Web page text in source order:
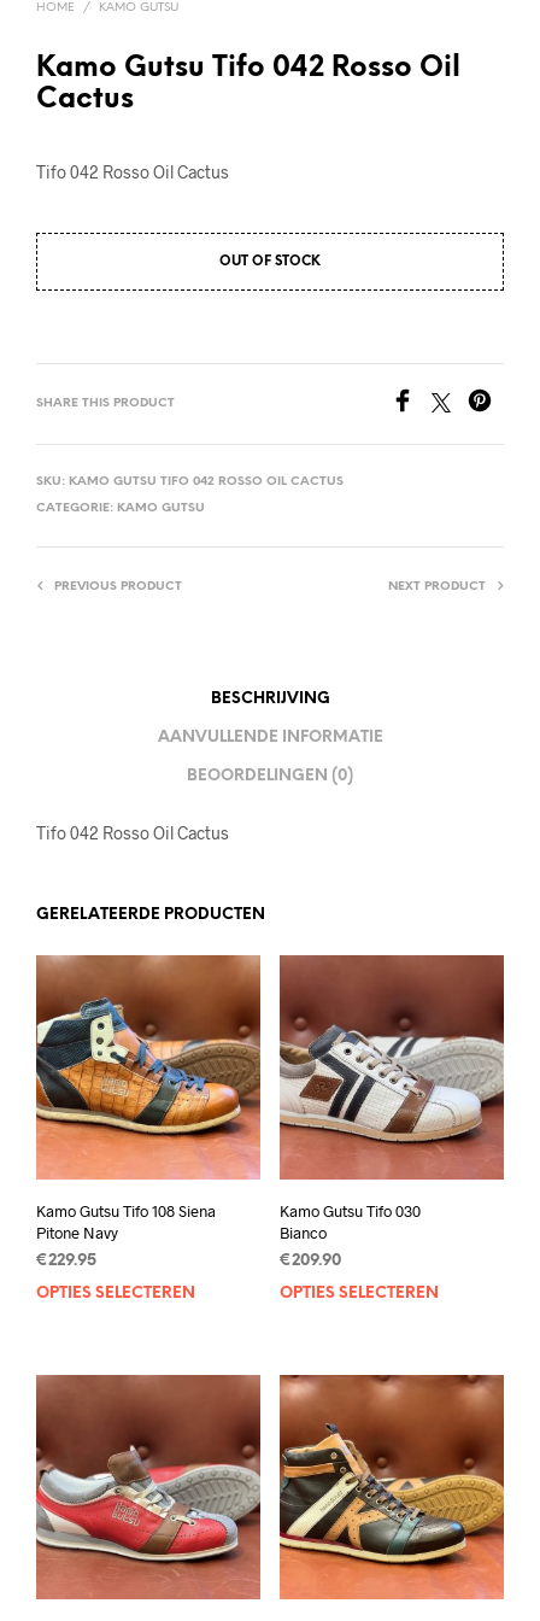
HOME / KAMO GUTSU
Kamo Gutsu Tifo 042 Rosso Oil
Cactus
Tifo 042 Rosso Oil Cactus
OUT OF STOCK
SHARE THIS PRODUCT
SKU: KAMO GUTSU TIFO 042 ROSSO OIL CACTUS
CATEGORIE: KAMO GUTSU
PREVIOUS PRODUCT NEXT PRODUCT
BESCHRIJVING
AANVULLENDE INFORMATIE
BEOORDELINGEN (0)
Tifo 042 Rosso Oil Cactus
GERELATEERDE PRODUCTEN
Kamo Gutsu Tifo 108 Siena
Pitone Navy
€229.95
OPTIES SELECTEREN
Dit
meerdere
variaties.
Deze
optie
kan
gekozen
worden
productpagina
Kamo Gutsu Tifo 030
Bianco
€209.90
OPTIES SELECTEREN
op